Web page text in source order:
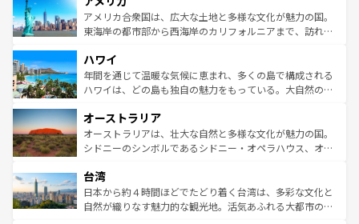
博物館もあり、アルプス観光だけでなく町歩きも満喫する
ことができる。国民の所得が高いため物価も高いが、旅行
ば市内交通費無料で観光を楽しむこともできる。 なお、新
着のスイス情報はコンテンツ一覧 を参照してほしい。
アメリカ合衆国は、広大な土地と多様な文化が魅力の国。
東海岸の都市部から西海岸のカリフォルニアまで、訪れる
のような巨大都市は、観光、ショッピング、エンターテイ
ンメントが詰まった刺激的なスポットだ。一方、アメリカ
西部には大自然が広がり、グランドキャニオンやイエロー
部のニューオーリンズでは、音楽と美食が融合した独特の
文化が魅力。旅行者はアメリカの各地域で異なる魅力を楽
しみながら、その多様性と豊かな歴史を感じることができ
ならではの贅沢な旅のスタイルだ。 なお、新着のアメリカ
情報はコンテンツ一覧を参照してほしい。
ハワイ
年間を通じて温暖な気候に恵まれ、多くの島で構成される
ハワイは、どの島も独自の魅力をもっている。大自然の神
ワイ島は見逃せない。また、定番の観光地といえばオアフ
島だが、静かな自然を求めるならマウイ島やカウアイ島が
おすすめ。エメラルドグリーンに輝く海をはじめ、豊かな
れるおもてなしの心で訪れる人々を迎えてくれるハワイの
人々、おいしいローカルフードやハワイアンミュージッ
ク、伝統的なフラダンスなど、すべてがハワイの魅力を彩
オーストラリア
オーストラリアは、壮大な自然と多様な文化が魅力の国。
シドニーのシンボルであるシドニー・オペラハウス、オー
リアリーフや大陸中央部にそびえるウルル（エアーズロッ
ク）、タスマニアの美しい原生林やケアンズの熱帯雨林な
ど、見どころがたくさん。また、カフェやワイン、オージ
台湾
日本から約４時間ほどでたどり着く台湾は、多彩な文化と
自然が織りなす魅力的な観光地。活気あふれる大都市の台